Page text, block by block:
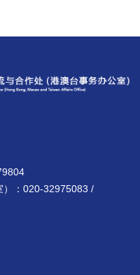
）：020-32975083 /